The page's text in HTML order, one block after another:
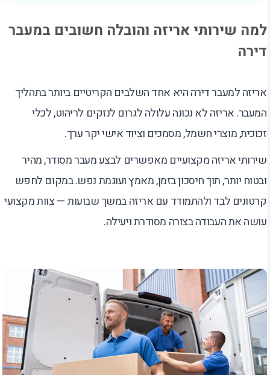
למה שירותי אריזה והובלה חשובים במעבר
דירה
אריזה למעבר דירה היא אחד השלבים הקריטיים ביותר בתהליך
המעבר. אריזה לא נכונה עלולה לגרום לנזקים לריהוט, לכלי
זכוכית, מוצרי חשמל, מסמכים וציוד אישי יקר ערך.
שירותי אריזה מקצועיים מאפשרים לבצע מעבר מסודר, מהיר
ובטוח יותר, תוך חיסכון בזמן, מאמץ ועוגמת נפש. במקום לחפש
קרטונים לבד ולהתמודד עם אריזה במשך שבועות — צוות מקצועי
עושה את העבודה בצורה מסודרת ויעילה.